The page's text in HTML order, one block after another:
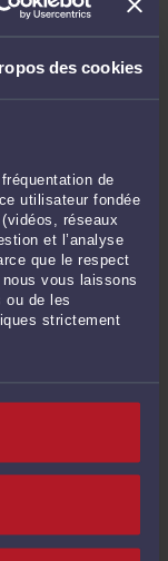
des cookies
de
utilisateur fondée
réseaux
et l’analyse
que le respect
vous laissons
ou de les
strictement
7 sept. 2021 à 16:07
Le 7 sept. 2021 à 16:05
sept. 2021 à 16:03
plus demandé aux
ni salarié, ni gérant de
grave
qu’il avait